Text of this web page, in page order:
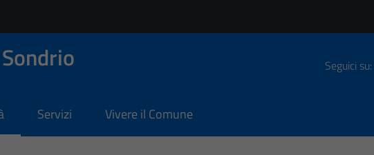
Seguici su:
Servizi Vivere il Comune